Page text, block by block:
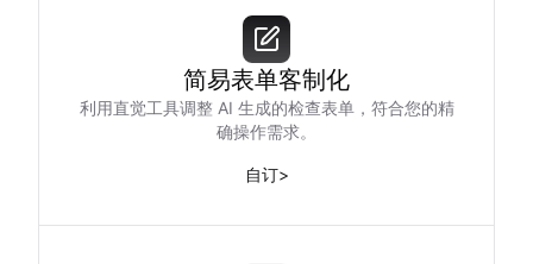
简易表单客制化
利用直觉工具调整 AI 生成的检查表单，符合您的精
确操作需求。
自订>